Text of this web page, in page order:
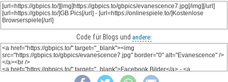
Code für Blogs und andere: